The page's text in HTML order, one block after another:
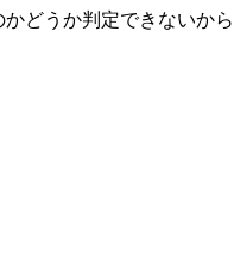
どうか判定できないか